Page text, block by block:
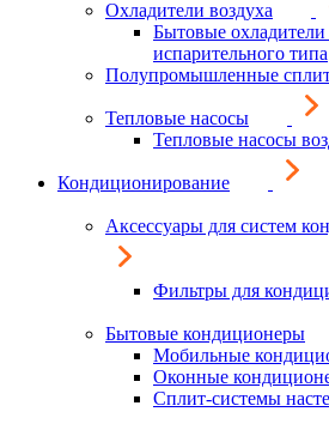
Охладители воздуха
Бытовые охладители
испарительного типа
Полупромышленные
Тепловые насосы
Тепловые насосы
Кондиционирование
Аксессуары для систем
Фильтры для
Бытовые кондиционеры
Мобильные
Оконные
Сплит-системы